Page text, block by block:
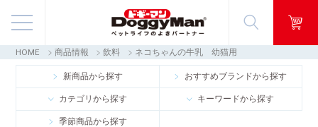
商品情報
映像ギャラリー
HOME 商品情報 飲料 ネコちゃんの牛乳 幼猫用
新商品から探す おすすめブランドから探す
カテゴリから探す キーワードから探す
季節商品から探す